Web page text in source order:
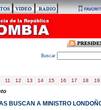
Buscar
11 12 13 14 15 16 17 18 19
BUSCAN A MINISTRO